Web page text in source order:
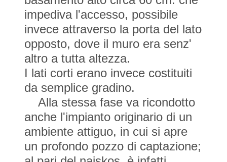
impediva l'accesso, possibile
invece attraverso la porta del lato
opposto, dove il muro era senz'
altro a tutta altezza.
I lati corti erano invece costituiti
da semplice gradino.
Alla stessa fase va ricondotto
anche l'impianto originario di un
ambiente attiguo, in cui si apre
un profondo pozzo di captazione;